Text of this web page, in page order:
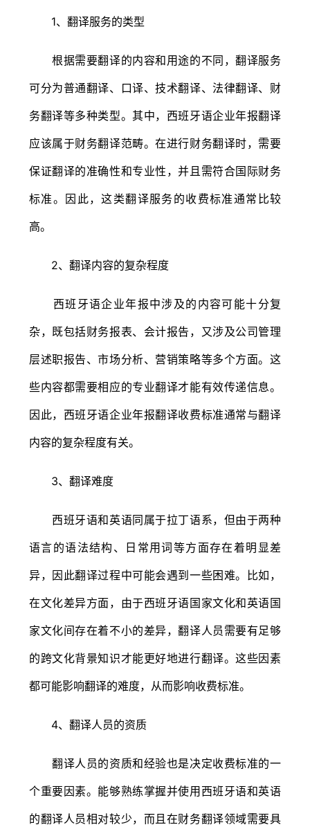
1、翻译服务的类型
根据需要翻译的内容和用途的不同，翻译服务
可分为普通翻译、口译、技术翻译、法律翻译、财
务翻译等多种类型。其中，西班牙语企业年报翻译
应该属于财务翻译范畴。在进行财务翻译时，需要
保证翻译的准确性和专业性，并且需符合国际财务
标准。因此，这类翻译服务的收费标准通常比较
高。
2、翻译内容的复杂程度
西班牙语企业年报中涉及的内容可能十分复
杂，既包括财务报表、会计报告，又涉及公司管理
层述职报告、市场分析、营销策略等多个方面。这
些内容都需要相应的专业翻译才能有效传递信息。
因此，西班牙语企业年报翻译收费标准通常与翻译
内容的复杂程度有关。
3、翻译难度
西班牙语和英语同属于拉丁语系，但由于两种
语言的语法结构、日常用词等方面存在着明显差
异，因此翻译过程中可能会遇到一些困难。比如，
在文化差异方面，由于西班牙语国家文化和英语国
家文化间存在着不小的差异，翻译人员需要有足够
的跨文化背景知识才能更好地进行翻译。这些因素
都可能影响翻译的难度，从而影响收费标准。
4、翻译人员的资质
翻译人员的资质和经验也是决定收费标准的一
个重要因素。能够熟练掌握并使用西班牙语和英语
的翻译人员相对较少，而且在财务翻译领域需要具